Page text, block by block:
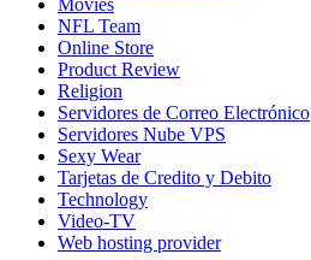
NFL Team
Online Store
Product Review
Religion
Servidores de Correo Electrónico
Servidores Nube VPS
Sexy Wear
Tarjetas de Credito y Debito
Technology
Video-TV
Web hosting provider